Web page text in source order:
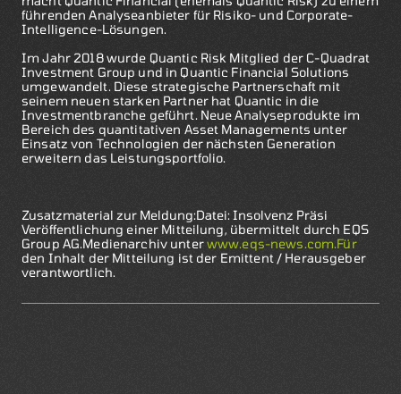
führenden Analyseanbieter für Risiko- und Corporate-
Intelligence-Lösungen.
Im Jahr 2018 wurde Quantic Risk Mitglied der C-Quadrat
Investment Group und in Quantic Financial Solutions
umgewandelt. Diese strategische Partnerschaft mit
seinem neuen starken Partner hat Quantic in die
Investmentbranche geführt. Neue Analyseprodukte im
Bereich des quantitativen Asset Managements unter
Einsatz von Technologien der nächsten Generation
erweitern das Leistungsportfolio.
Zusatzmaterial zur Meldung:Datei: Insolvenz Präsi
Veröffentlichung einer Mitteilung, übermittelt durch EQS
Group AG.Medienarchiv unterwww.eqs-news.com.Für
den Inhalt der Mitteilung ist der Emittent / Herausgeber
verantwortlich.